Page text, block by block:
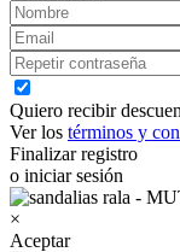
Quiero recibir
Ver los términos y
Finalizar registro
o iniciar sesión
×
Aceptar